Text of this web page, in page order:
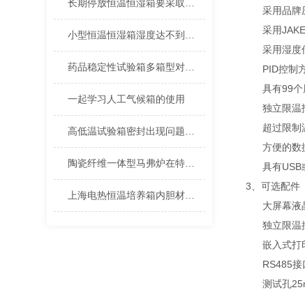
一起学习人工气候箱的使用
采用品牌压
采用JAKEL
采用湿度传
PID控制方
具有99个周
独立限温
超过限制温
方便的数
具有USB或
3、可选配件
大屏幕
独立限
嵌入式
RS485
测试孔